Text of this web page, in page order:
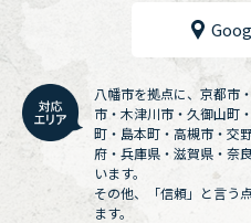
八幡市を拠点に、京都市
市・木津川市・久御山町
町・島本町・高槻市・交
府・兵庫県・滋賀県・奈
います。
その他、「信頼」と言う
ます。